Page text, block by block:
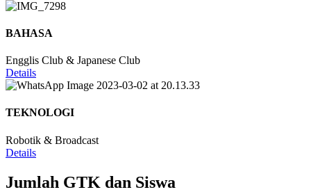
BAHASA
Engglis Club & Japanese Club
Details
TEKNOLOGI
Robotik & Broadcast
Details
Jumlah GTK dan Siswa